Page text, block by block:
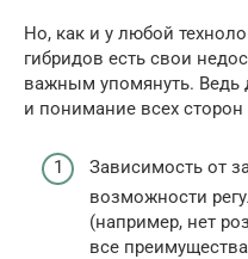
Но, как и у любой
гибридов есть свои
важным упомянуть. Ведь
и понимание всех сторон
Зависимость от
возможности
(например, нет
все